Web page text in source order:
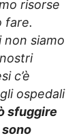
risorse
fare.
non siamo
c’è
ospedali
sfuggire